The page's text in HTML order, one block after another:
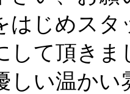
はじめスタ
して頂き
しい温か